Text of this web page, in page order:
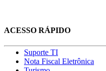
ACESSO RÁPIDO
Suporte TI
Nota Fiscal Eletrônica